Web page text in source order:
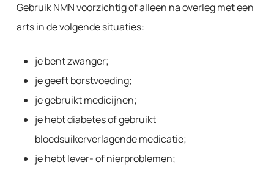
Gebruik NMN voorzichtig of alleen na overleg met een
arts in de volgende situaties:
je bent zwanger;
je geeft borstvoeding;
je gebruikt medicijnen;
je hebt diabetes of gebruikt
bloedsuikerverlagende medicatie;
je hebt lever- of nierproblemen;